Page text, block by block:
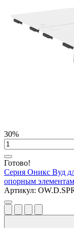
30%
Готово!
Серия Оникс Вуд
опорным элементам
Артикул: